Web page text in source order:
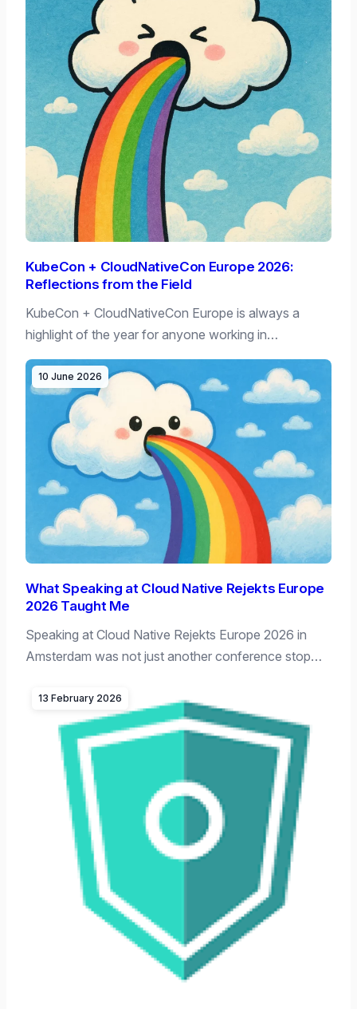
KubeCon + CloudNativeCon Europe 2026:
Reflections from the Field
KubeCon + CloudNativeCon Europe is always a
highlight of the year for anyone working in…
10 June 2026
What Speaking at Cloud Native Rejekts Europe
2026 Taught Me
Speaking at Cloud Native Rejekts Europe 2026 in
Amsterdam was not just another conference stop…
13 February 2026